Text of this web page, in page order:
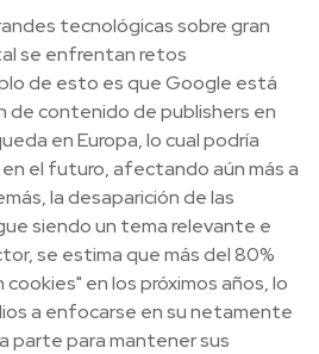
tecnológicas sobre gran
se enfrentan retos
de esto es que Google está
de contenido de publishers en
en Europa, lo cual podría
el futuro, afectando aún más a
la desaparición de las
siendo un tema relevante e
se estima que más del 80%
en los próximos años, lo
a enfocarse en su netamente
parte para mantener sus